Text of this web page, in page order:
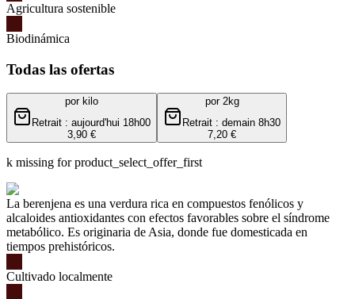
Agricultura sostenible
Biodinámica
Todas las ofertas
por kilo
Retrait : aujourd'hui 18h00
3,90 €
por 2kg
Retrait : demain 8h30
7,20 €
k missing for product_select_offer_first
La berenjena es una verdura rica en compuestos fenólicos y
alcaloides antioxidantes con efectos favorables sobre el síndrome
metabólico. Es originaria de Asia, donde fue domesticada en
tiempos prehistóricos.
Cultivado localmente